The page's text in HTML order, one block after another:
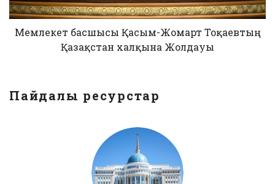
Мемлекет басшысы Қасым-Жомарт Тоқаевтың
Қазақстан халқына Жолдауы
Пайдалы ресурстар